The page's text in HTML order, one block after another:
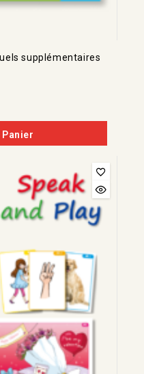
supplémentaires